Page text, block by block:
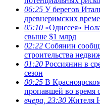
06:25 У берегов
древнеримских
05:10 «Одиссея»
свыше $1 млрд
02:22 Собянин
строительства
01:20 Россиянин в
сезон
00:25 В
пропавшей во время
вчера, 23:30 Жителя